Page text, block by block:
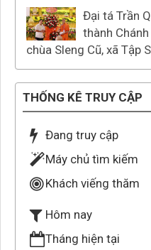
Đại tá Trần
thành
chùa Sleng Cũ, xã Tập
THỐNG KÊ TRUY CẬP
Đang truy cập
Máy chủ tìm kiếm
Khách viếng thăm
Hôm nay
Tháng hiện tại